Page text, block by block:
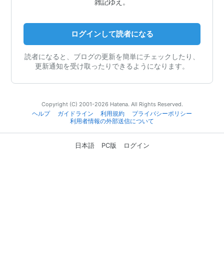
ログインして読者になる
読者になると、ブログの更新を簡単にチェックしたり、
更新通知を受け取ったりできるようになります。
Copyright (C) 2001-2026 Hatena. All Rights Reserved.
ヘルプ
ガイドライン 利用規約
プライバシーポリシー
利用者情報の外部送信について
日本語 PC版 ログイン